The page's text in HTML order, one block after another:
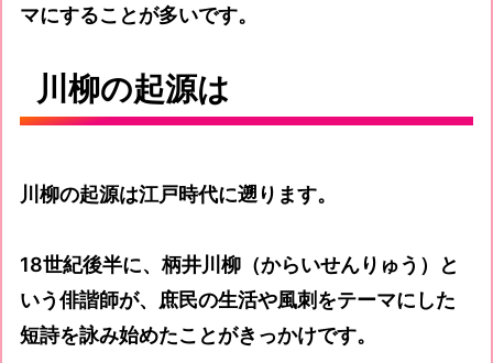
マにすることが多いです。
川柳の起源は
川柳の起源は江戸時代に遡ります。
18世紀後半に、柄井川柳（からいせんりゅう）と
いう俳諧師が、庶民の生活や風刺をテーマにした
短詩を詠み始めたことがきっかけです。